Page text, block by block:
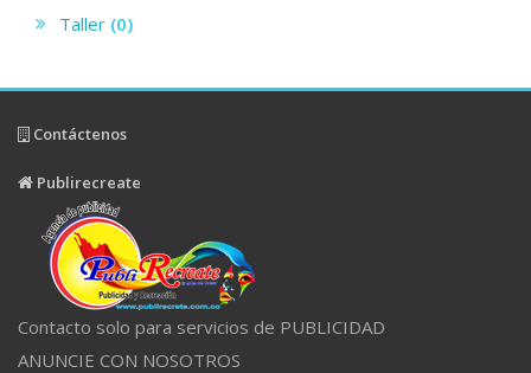
Taller
(0)
Contáctenos
Publirecreate
Contacto solo para servicios de PUBLICIDAD
ANUNCIE CON NOSOTROS